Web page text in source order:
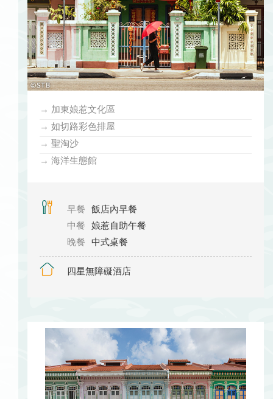
→ 加東娘惹文化區
→ 如切路彩色排屋
→ 聖淘沙
→ 海洋生態館
早餐
飯店內早餐
中餐
娘惹自助午餐
晚餐
中式桌餐
四星無障礙酒店